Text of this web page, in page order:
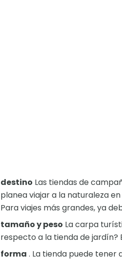
destino Las tiendas de
planea viajar a la naturaleza
Para viajes más grandes, ya
tamaño y peso La carpa
respecto a la tienda de jardín?
forma . La tienda puede tener